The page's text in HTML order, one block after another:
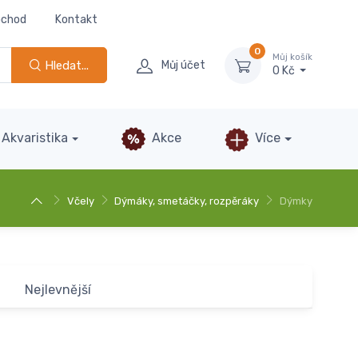
Kontakt
Hledat... Můj účet
0
Můj košík
0 Kč
Akvaristika Akce Více
Včely Dýmáky, smetáčky, rozpěráky Dýmky
Nejlevnější